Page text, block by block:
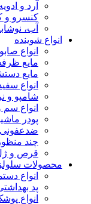
آرد و
کنسرو و
آب،
انواع شوینده
انواع
مایع
مایع
انواع
شامپو و
انواع
پودر
چند
قرص و
محصولات
انواع
پد
انواع